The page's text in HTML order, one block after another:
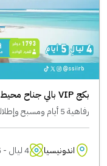
بكج VIP بالي جناح محيط خاص
رفاهية 5 أيام ومسبح وإطلالة محيط
اندونيسيا
4 ليال - 5 أيام